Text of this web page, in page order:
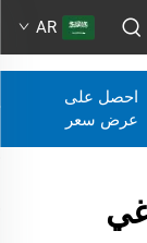
AR
احصل على
عرض سعر